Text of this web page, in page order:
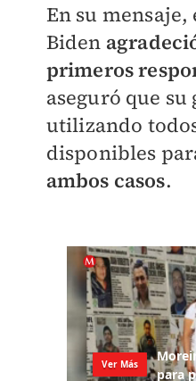
En su
Biden
primeros
aseguró que
utilizando
disponibles
ambos casos.